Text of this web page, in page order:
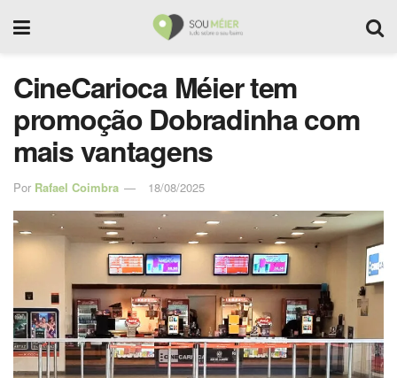
CineCarioca Méier tem
promoção Dobradinha com
mais vantagens
Por Rafael Coimbra 18/08/2025